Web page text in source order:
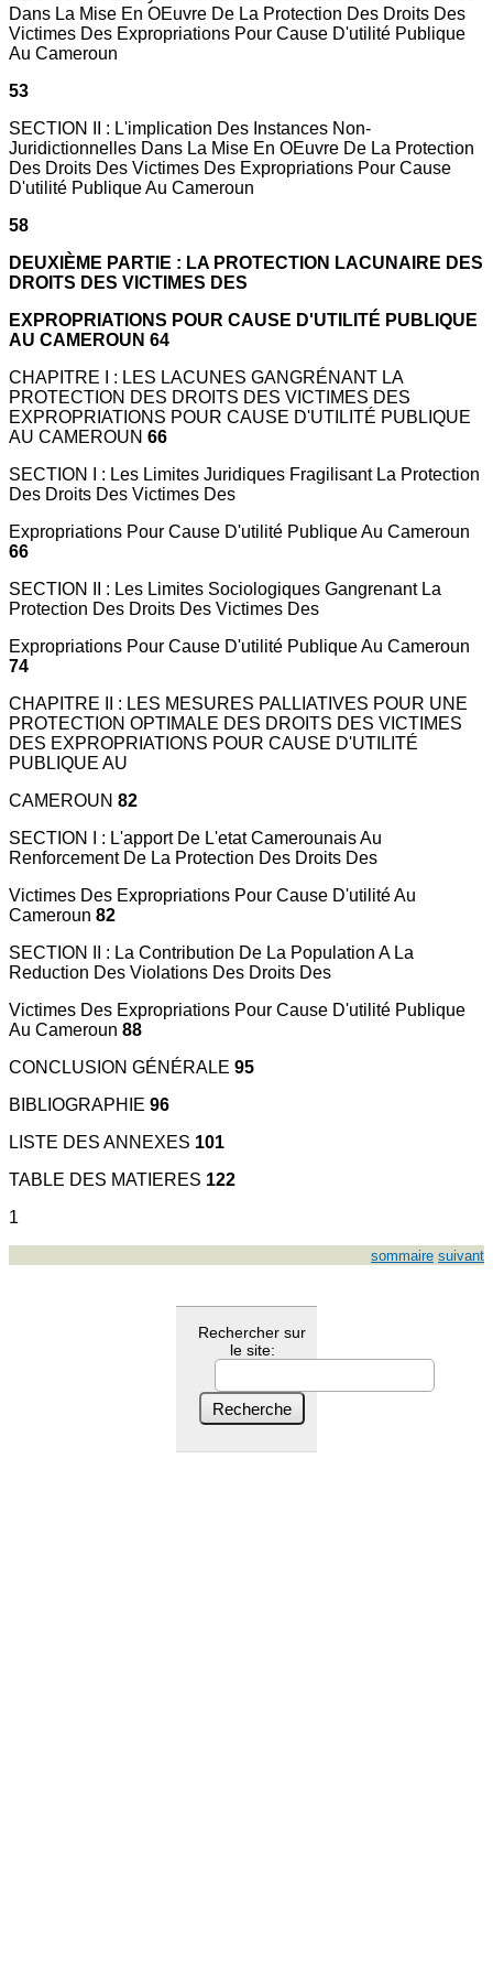
Dans La Mise En OEuvre De La Protection Des Droits Des
Victimes Des Expropriations Pour Cause D'utilité Publique
Au Cameroun
53
SECTION II : L'implication Des Instances Non-
Juridictionnelles Dans La Mise En OEuvre De La Protection
Des Droits Des Victimes Des Expropriations Pour Cause
D'utilité Publique Au Cameroun
58
DEUXIÈME PARTIE : LA PROTECTION LACUNAIRE DES
DROITS DES VICTIMES DES
EXPROPRIATIONS POUR CAUSE D'UTILITÉ PUBLIQUE
AU CAMEROUN 64
CHAPITRE I : LES LACUNES GANGRÉNANT LA
PROTECTION DES DROITS DES VICTIMES DES
EXPROPRIATIONS POUR CAUSE D'UTILITÉ PUBLIQUE
AU CAMEROUN 66
SECTION I : Les Limites Juridiques Fragilisant La Protection
Des Droits Des Victimes Des
Expropriations Pour Cause D'utilité Publique Au Cameroun
66
SECTION II : Les Limites Sociologiques Gangrenant La
Protection Des Droits Des Victimes Des
Expropriations Pour Cause D'utilité Publique Au Cameroun
74
CHAPITRE II : LES MESURES PALLIATIVES POUR UNE
PROTECTION OPTIMALE DES DROITS DES VICTIMES
DES EXPROPRIATIONS POUR CAUSE D'UTILITÉ
PUBLIQUE AU
CAMEROUN 82
SECTION I : L'apport De L'etat Camerounais Au
Renforcement De La Protection Des Droits Des
Victimes Des Expropriations Pour Cause D'utilité Au
Cameroun 82
SECTION II : La Contribution De La Population A La
Reduction Des Violations Des Droits Des
Victimes Des Expropriations Pour Cause D'utilité Publique
Au Cameroun 88
CONCLUSION GÉNÉRALE 95
BIBLIOGRAPHIE 96
LISTE DES ANNEXES 101
TABLE DES MATIERES 122
1
sommaire suivant
Rechercher sur
le site: